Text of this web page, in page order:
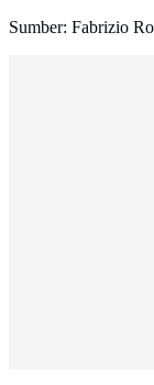
Sumber: Fabrizio